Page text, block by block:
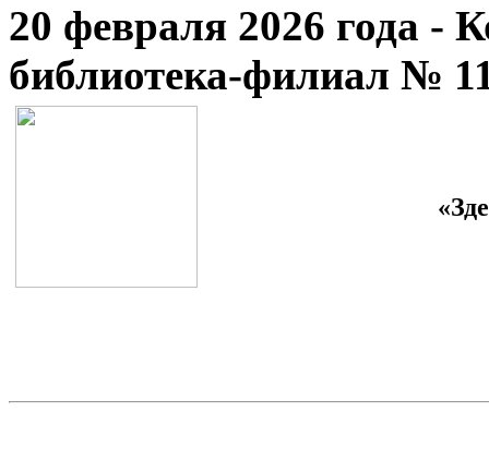
20 февраля 2026 года -
библиотека-филиал №